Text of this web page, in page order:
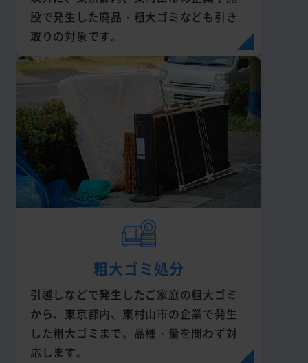
設で発生した廃品・粗大ゴミなども引き
取りの対象です。
粗大ゴミ処分
引越しなどで発生したご家庭の粗大ゴミ
から、東京都内、東村山市の企業で発生
した粗大ゴミまで、品種・量を問わず対
応します。